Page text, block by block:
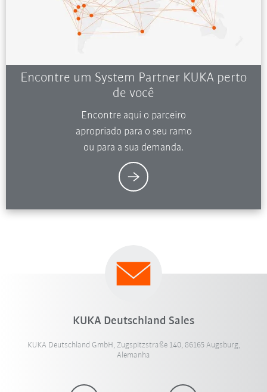
Encontre um System Partner KUKA perto
de você
Encontre aqui o parceiro
apropriado para o seu ramo
ou para a sua demanda.
KUKA Deutschland Sales
KUKA Deutschland GmbH, Zugspitzstraße 140, 86165 Augsburg,
Alemanha